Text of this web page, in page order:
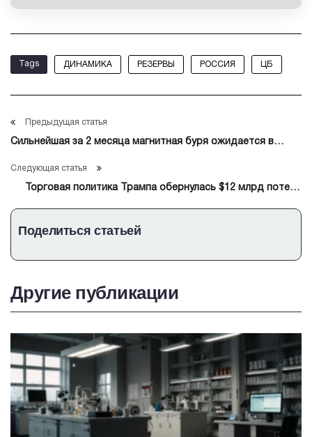
Tags ДИНАМИКА РЕЗЕРВЫ РОССИЯ ЦБ
Предыдущая статья
Сильнейшая за 2 месяца магнитная буря ожидается в
Следующая статья
Торговая политика Трампа обернулась $12 млрд потерь
Поделиться статьей
Другие публикации